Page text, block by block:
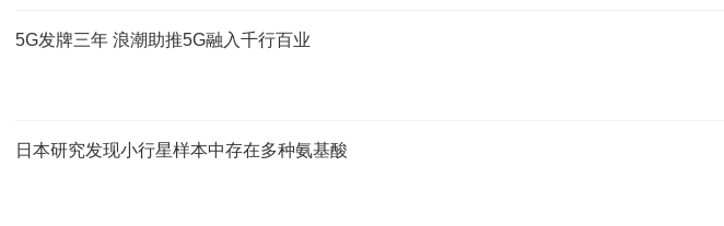
5G发牌三年 浪潮助推5G融入千行百业
日本研究发现小行星样本中存在多种氨基酸